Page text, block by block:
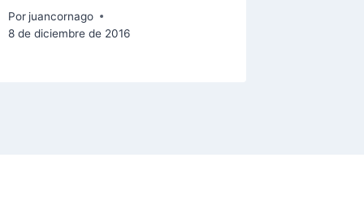
Por juancornago
8 de diciembre de 2016